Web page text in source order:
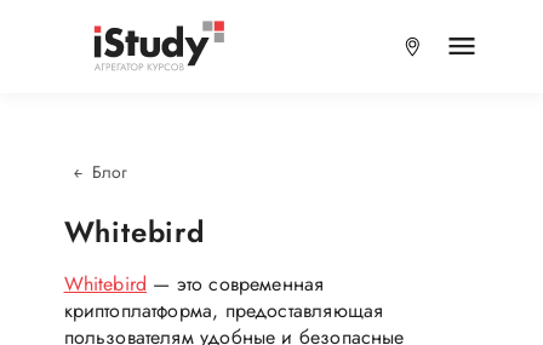
Блог
Whitebird
Whitebird — это современная
криптоплатформа, предоставляющая
пользователям удобные и безопасные